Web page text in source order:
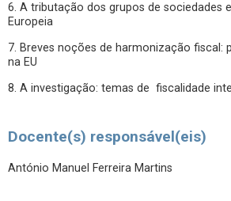
6. A tributação dos grupos de sociedades
Europeia
7. Breves noções de harmonização fiscal:
na EU
8. A investigação: temas de fiscalidade
Docente(s) responsável(eis)
António Manuel Ferreira Martins